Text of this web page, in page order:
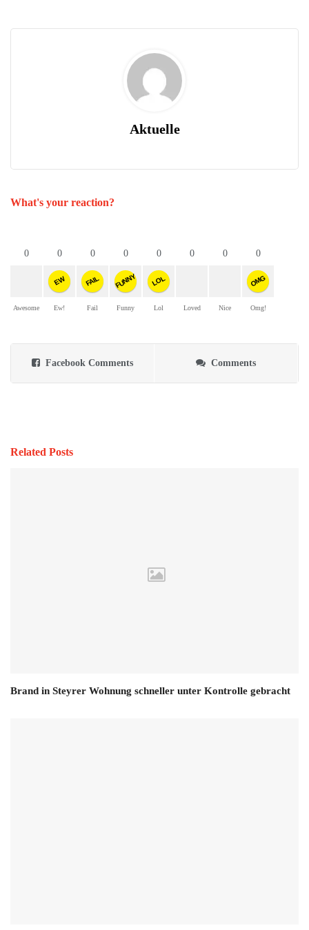
Aktuelle
What's your reaction?
0
Awesome
0
EW
Ew!
0
FAIL
Fail
0
FUNNY
Funny
0
LOL
Lol
0
Loved
0
Nice
0
OMG
Omg!
Facebook Comments Comments
Related Posts
Brand in Steyrer Wohnung schneller unter Kontrolle gebracht